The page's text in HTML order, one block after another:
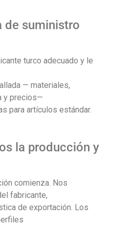
de suministro
turco adecuado y le
— materiales,
y precios—
para artículos estándar.
la producción y
comienza. Nos
fabricante,
de exportación. Los